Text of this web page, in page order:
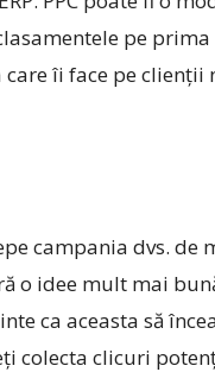
pe prima
îi face pe clienții
campania dvs.
o idee mult mai
ca aceasta să
colecta clicuri